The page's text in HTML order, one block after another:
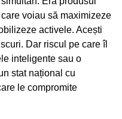
voiau să maximizeze
activele. Acești
Dar riscul pe care îl
inteligente sau o
stat național cu
le compromite